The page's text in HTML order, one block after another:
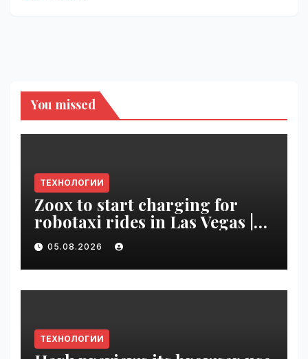
You missed
ТЕХНОЛОГИИ
Zoox to start charging for
robotaxi rides in Las Vegas |
VseTime.ru
05.08.2026
ТЕХНОЛОГИИ